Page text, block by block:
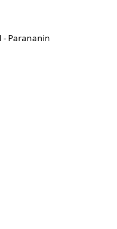
- Parananin